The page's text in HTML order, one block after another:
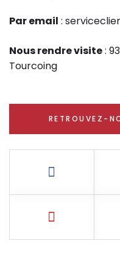
Par email :
Nous rendre visite:
Tourcoing
RETROUVEZ-